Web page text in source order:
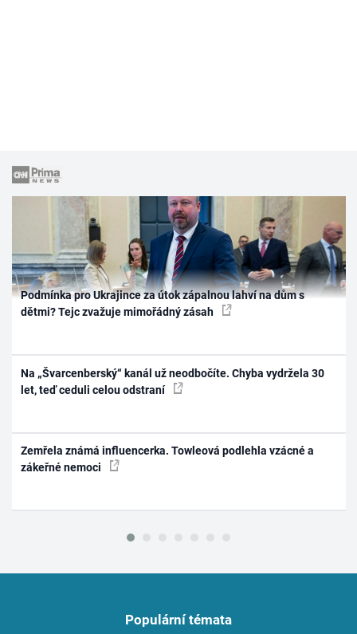
Podmínka pro Ukrajince za útok zápalnou lahví na dům s
dětmi? Tejc zvažuje mimořádný zásah
Na „Švarcenberský“ kanál už neodbočíte. Chyba vydržela 30
let, teď ceduli celou odstraní
Zemřela známá influencerka. Towleová podlehla vzácné a
zákeřné nemoci
Populární témata